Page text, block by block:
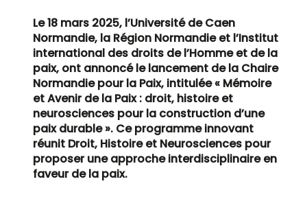
Le 18 mars 2025, l’Université de Caen
Normandie, la Région Normandie et l’Institut
international des droits de l’Homme et de la
paix, ont annoncé le lancement de la Chaire
Normandie pour la Paix, intitulée « Mémoire
et Avenir de la Paix : droit, histoire et
neurosciences pour la construction d’une
paix durable ». Ce programme innovant
réunit Droit, Histoire et Neurosciences pour
proposer une approche interdisciplinaire en
faveur de la paix.